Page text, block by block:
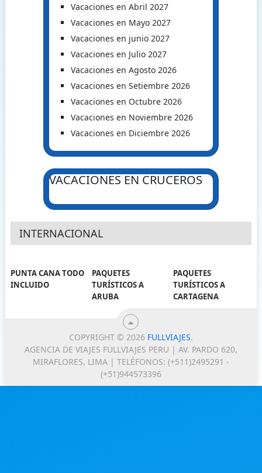
Vacaciones en Abril 2027
Vacaciones en Mayo 2027
Vacaciones en junio 2027
Vacaciones en Julio 2027
Vacaciones en Agosto 2026
Vacaciones en Setiembre 2026
Vacaciones en Octubre 2026
Vacaciones en Noviembre 2026
Vacaciones en Diciembre 2026
VACACIONES EN CRUCEROS
INTERNACIONAL
PUNTA CANA TODO
INCLUIDO
PAQUETES
TURÍSTICOS A
ARUBA
PAQUETES
TURÍSTICOS A
CARTAGENA
COPYRIGHT © 2026 FULLVIAJES.
AGENCIA DE VIAJES FULLVIAJES PERU | AV. PARDO 620,
MIRAFLORES, LIMA | TELÉFONOS: (+511)2495291 -
(+51)944573396